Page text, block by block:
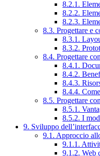
8.2.1.
8.2.2.
8.2.3.
8.3. Progettare e
8.3.1.
8.3.2.
8.4. Progettare
8.4.1.
8.4.2.
8.4.3.
8.4.4.
8.5. Progettare
8.5.1.
8.5.2. I
9. Sviluppo
9.1. Approccio
9.1.1.
9.1.2. Web